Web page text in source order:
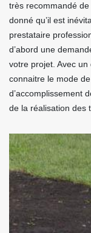
très recommandé
donné qu’il est
prestataire
d’abord une
votre projet. Avec
connaitre le mode
d’accomplissement
de la réalisation des